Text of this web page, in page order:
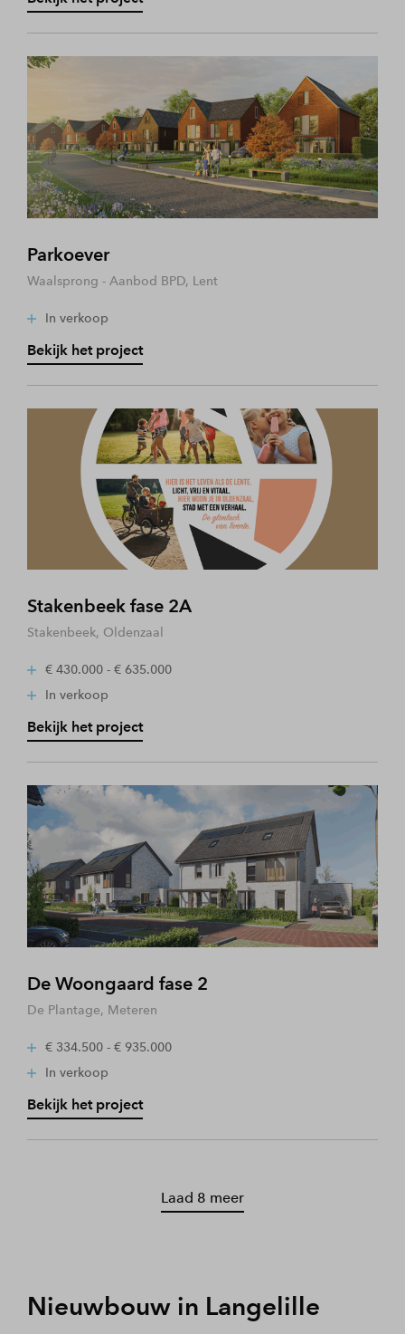
Parkoever
Waalsprong - Aanbod BPD, Lent
In verkoop
Bekijk het project
Stakenbeek fase 2A
Stakenbeek, Oldenzaal
€ 430.000 - € 635.000
In verkoop
Bekijk het project
De Woongaard fase 2
De Plantage, Meteren
€ 334.500 - € 935.000
In verkoop
Bekijk het project
Laad 8 meer
Nieuwbouw in Langelille